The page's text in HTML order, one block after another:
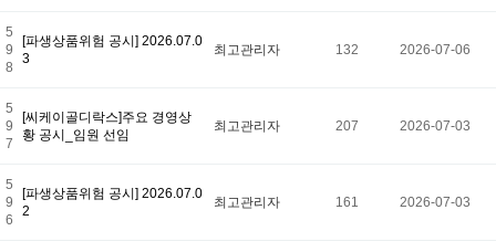
5
9
8
[파생상품위험 공시] 2026.07.0
3
최고관리자 132 2026-07-06
5
9
7
[씨케이골디락스]주요 경영상
황 공시_임원 선임
최고관리자 207 2026-07-03
5
9
6
[파생상품위험 공시] 2026.07.0
2
최고관리자 161 2026-07-03